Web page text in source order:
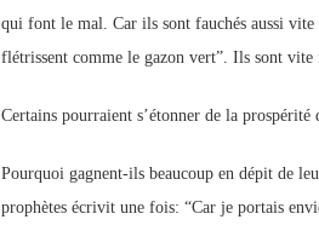
qui font le mal. Car ils sont fauchés aussi vite
flétrissent comme le gazon vert”. Ils sont vite
Certains pourraient s’étonner de la prospérité
Pourquoi gagnent-ils beaucoup en dépit de
prophètes écrivit une fois: “Car je portais